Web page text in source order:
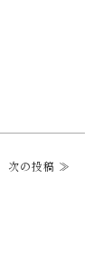
次の投稿 ≫